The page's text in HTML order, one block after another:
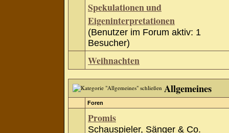
Spekulationen und
Eigeninterpretationen
(Benutzer im Forum aktiv: 1
Besucher)
Weihnachten
Allgemeines
Foren
Promis
Schauspieler, Sänger & Co.